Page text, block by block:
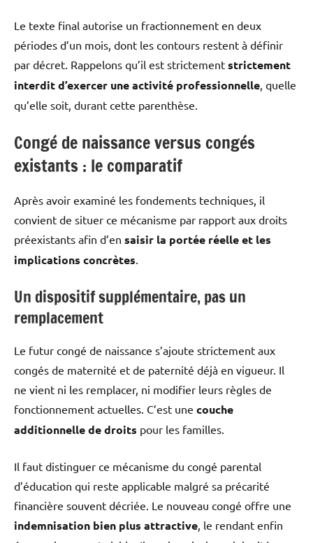
Le texte final autorise un fractionnement en deux
périodes d’un mois, dont les contours restent à définir
par décret. Rappelons qu’il est strictement strictement
interdit d’exercer une activité professionnelle, quelle
qu’elle soit, durant cette parenthèse.
Congé de naissance versus congés
existants : le comparatif
Après avoir examiné les fondements techniques, il
convient de situer ce mécanisme par rapport aux droits
préexistants afin d’en saisir la portée réelle et les
implications concrètes.
Un dispositif supplémentaire, pas un
remplacement
Le futur congé de naissance s’ajoute strictement aux
congés de maternité et de paternité déjà en vigueur. Il
ne vient ni les remplacer, ni modifier leurs règles de
fonctionnement actuelles. C’est une couche
additionnelle de droits pour les familles.
Il faut distinguer ce mécanisme du congé parental
d’éducation qui reste applicable malgré sa précarité
financière souvent décriée. Le nouveau congé offre une
indemnisation bien plus attractive , le rendant enfin